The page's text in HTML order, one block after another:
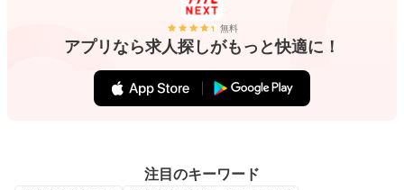
無料
アプリなら求人探しがもっと快適に！
注目のキーワード